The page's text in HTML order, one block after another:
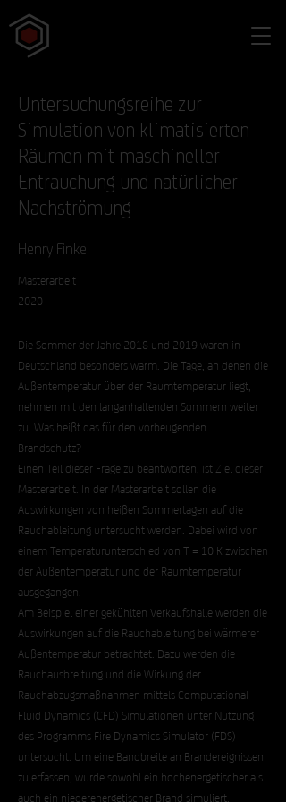
Untersuchungsreihe zur
Simulation von klimatisierten
Räumen mit maschineller
Entrauchung und natürlicher
Nachströmung
Henry Finke
Masterarbeit
2020
Die Sommer der Jahre 2018 und 2019 waren in
Deutschland besonders warm. Die Tage, an denen die
Außentemperatur über der Raumtemperatur liegt,
nehmen mit den langanhaltenden Sommern weiter
zu. Was heißt das für den vorbeugenden
Brandschutz?
Einen Teil dieser Frage zu beantworten, ist Ziel dieser
Masterarbeit. In der Masterarbeit sollen die
Auswirkungen von heißen Sommertagen auf die
Rauchableitung untersucht werden. Dabei wird von
einem Temperaturunterschied von T = 10 K zwischen
der Außentemperatur und der Raumtemperatur
ausgegangen.
Am Beispiel einer gekühlten Verkaufshalle werden die
Auswirkungen auf die Rauchableitung bei wärmerer
Außentemperatur betrachtet. Dazu werden die
Rauchausbreitung und die Wirkung der
Rauchabzugsmaßnahmen mittels Computational
Fluid Dynamics (CFD) Simulationen unter Nutzung
des Programms Fire Dynamics Simulator (FDS)
untersucht. Um eine Bandbreite an Brandereignissen
zu erfassen, wurde sowohl ein hochenergetischer als
auch ein niederenergetischer Brand simuliert.